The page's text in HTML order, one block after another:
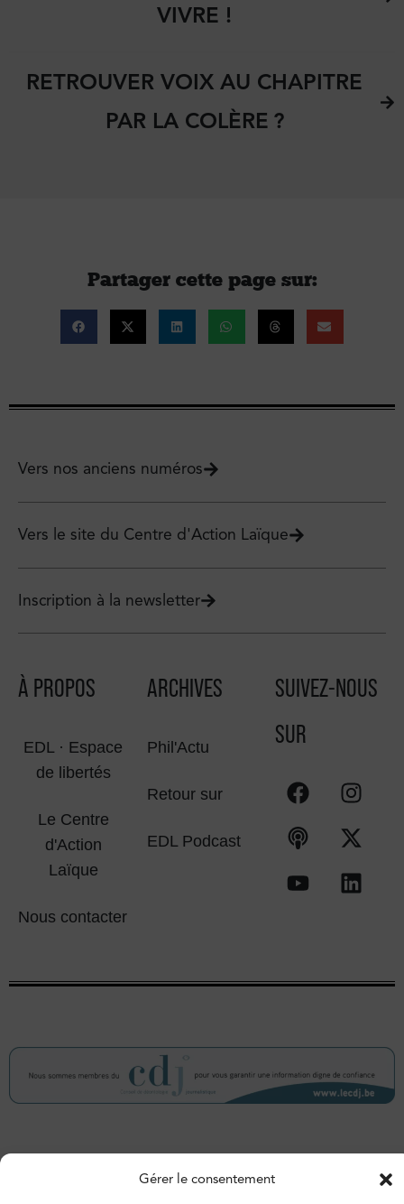
Gérer le consentement
VIVRE !
RETROUVER VOIX AU CHAPITRE
PAR LA COLÈRE ?
Partager cette page sur :
Vers nos anciens numéros
Vers le site du Centre d'Action Laïque
Inscription à la newsletter
À PROPOS
EDL · Espace
de libertés
Le Centre
d'Action
Laïque
Nous contacter
ARCHIVES
Phil'Actu
Retour sur
EDL Podcast
SUIVEZ-NOUS
SUR
© 2026 – Espace de libertés. Tous droits réservés.